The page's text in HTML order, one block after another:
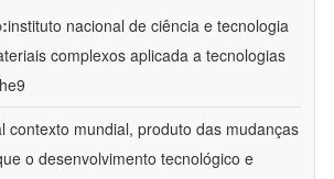
instituto nacional de ciência e tecnologia
complexos aplicada a tecnologias
contexto mundial, produto das mudanças
o desenvolvimento tecnológico e